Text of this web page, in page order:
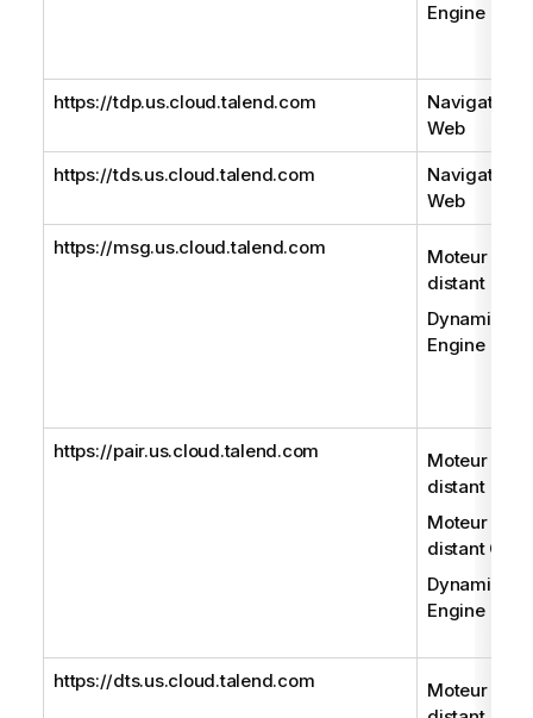
Engine
https://tdp.us.cloud.talend.com
Navigateur
Web
https://tds.us.cloud.talend.com
Navigateur
Web
https://msg.us.cloud.talend.com
Moteur
distant
Dynamic
Engine
https://pair.us.cloud.talend.com
Moteur
distant
Moteur
distant Gen2
Dynamic
Engine
https://dts.us.cloud.talend.com
Moteur